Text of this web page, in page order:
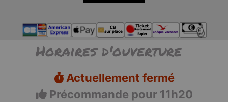
Horaires d'ouverture
Actuellement fermé
Précommande pour 11h20